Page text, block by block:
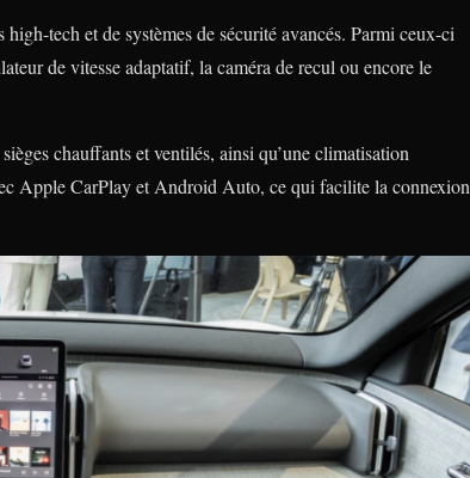
tech et de systèmes de sécurité avancés. Parmi ceux-ci
de vitesse adaptatif, la caméra de recul ou encore le
chauffants et ventilés, ainsi qu’une climatisation
Apple CarPlay et Android Auto, ce qui facilite la connexion